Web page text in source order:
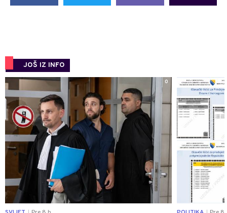
JOŠ IZ INFO
0